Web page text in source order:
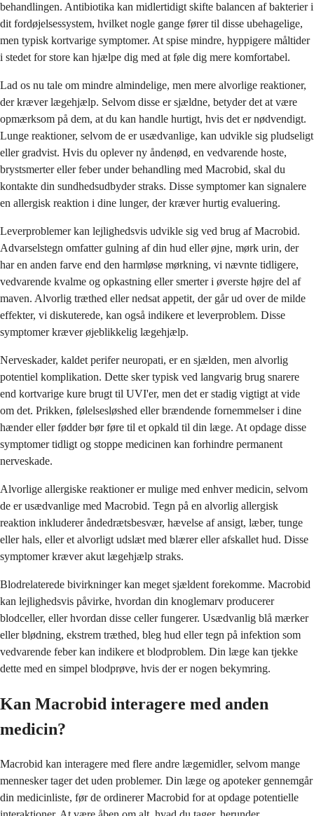
behandlingen. Antibiotika kan midlertidigt skifte balancen af bakterier i
dit fordøjelsessystem, hvilket nogle gange fører til disse ubehagelige,
men typisk kortvarige symptomer. At spise mindre, hyppigere måltider
i stedet for store kan hjælpe dig med at føle dig mere komfortabel.
Lad os nu tale om mindre almindelige, men mere alvorlige reaktioner,
der kræver lægehjælp. Selvom disse er sjældne, betyder det at være
opmærksom på dem, at du kan handle hurtigt, hvis det er nødvendigt.
Lunge reaktioner, selvom de er usædvanlige, kan udvikle sig pludseligt
eller gradvist. Hvis du oplever ny åndenød, en vedvarende hoste,
brystsmerter eller feber under behandling med Macrobid, skal du
kontakte din sundhedsudbyder straks. Disse symptomer kan signalere
en allergisk reaktion i dine lunger, der kræver hurtig evaluering.
Leverproblemer kan lejlighedsvis udvikle sig ved brug af Macrobid.
Advarselstegn omfatter gulning af din hud eller øjne, mørk urin, der
har en anden farve end den harmløse mørkning, vi nævnte tidligere,
vedvarende kvalme og opkastning eller smerter i øverste højre del af
maven. Alvorlig træthed eller nedsat appetit, der går ud over de milde
effekter, vi diskuterede, kan også indikere et leverproblem. Disse
symptomer kræver øjeblikkelig lægehjælp.
Nerveskader, kaldet perifer neuropati, er en sjælden, men alvorlig
potentiel komplikation. Dette sker typisk ved langvarig brug snarere
end kortvarige kure brugt til UVI'er, men det er stadig vigtigt at vide
om det. Prikken, følelsesløshed eller brændende fornemmelser i dine
hænder eller fødder bør føre til et opkald til din læge. At opdage disse
symptomer tidligt og stoppe medicinen kan forhindre permanent
nerveskade.
Alvorlige allergiske reaktioner er mulige med enhver medicin, selvom
de er usædvanlige med Macrobid. Tegn på en alvorlig allergisk
reaktion inkluderer åndedrætsbesvær, hævelse af ansigt, læber, tunge
eller hals, eller et alvorligt udslæt med blærer eller afskallet hud. Disse
symptomer kræver akut lægehjælp straks.
Blodrelaterede bivirkninger kan meget sjældent forekomme. Macrobid
kan lejlighedsvis påvirke, hvordan din knoglemarv producerer
blodceller, eller hvordan disse celler fungerer. Usædvanlig blå mærker
eller blødning, ekstrem træthed, bleg hud eller tegn på infektion som
vedvarende feber kan indikere et blodproblem. Din læge kan tjekke
dette med en simpel blodprøve, hvis der er nogen bekymring.
Kan Macrobid interagere med anden
medicin?
Macrobid kan interagere med flere andre lægemidler, selvom mange
mennesker tager det uden problemer. Din læge og apoteker gennemgår
din medicinliste, før de ordinerer Macrobid for at opdage potentielle